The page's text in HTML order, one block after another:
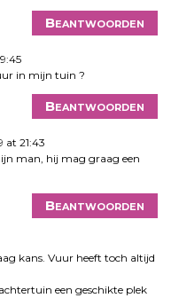
Beantwoorden
in mijn tuin ?
Beantwoorden
at 21:43
man, hij mag graag een
Beantwoorden
kans. Vuur heeft toch altijd
een geschikte plek